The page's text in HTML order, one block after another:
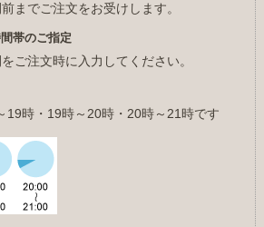
までご注文をお受けします。
帯のご指定
ご注文時に入力してください。
19時・19時～20時・20時～21時です